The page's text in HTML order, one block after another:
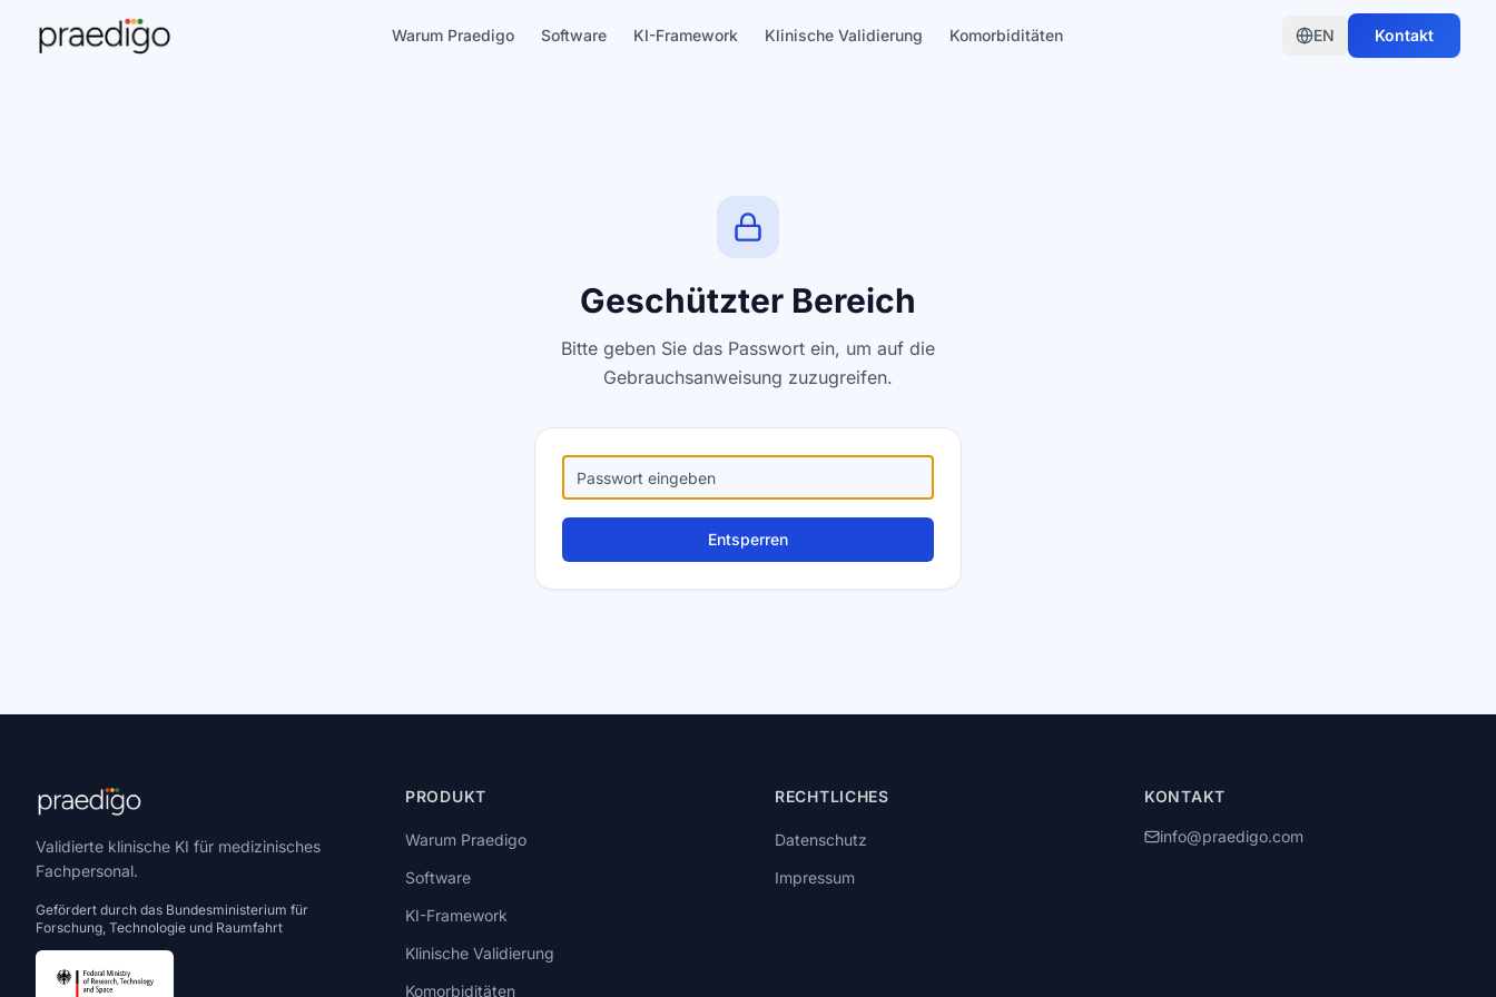
Warum Praedigo Software KI-Framework Klinische Validierung Komorbiditäten EN Kontakt
Geschützter Bereich
Bitte geben Sie das Passwort ein, um auf die
Gebrauchsanweisung zuzugreifen.
Entsperren
Validierte klinische KI für medizinisches
Fachpersonal.
Gefördert durch das Bundesministerium für
Forschung, Technologie und Raumfahrt
PRODUKT
Warum Praedigo
Software
KI-Framework
Klinische Validierung
Komorbiditäten
RECHTLICHES
Datenschutz
Impressum
KONTAKT
info@praedigo.com